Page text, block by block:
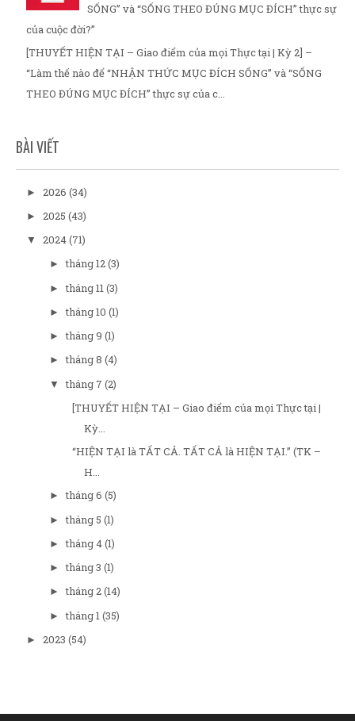
SỐNG” và “SỐNG THEO ĐÚNG MỤC ĐÍCH” thực sự
của cuộc đời?”
[THUYẾT HIỆN TẠI – Giao điểm của mọi Thực tại | Kỳ 2] –
“Làm thế nào để “NHẬN THỨC MỤC ĐÍCH SỐNG” và “SỐNG
THEO ĐÚNG MỤC ĐÍCH” thực sự của c...
BÀI VIẾT
► 2026 (34)
► 2025 (43)
▼ 2024(71)
►tháng 12(3)
►tháng 11(3)
►tháng 10 (1)
►tháng 9 (1)
►tháng 8 (4)
▼tháng 7 (2)
[THUYẾT HIỆN TẠI – Giao điểm của mọi Thực tại |
Kỳ...
“HIỆN TẠI là TẤT CẢ. TẤT CẢ là HIỆN TẠI.” (TK –
H...
►tháng 6 (5)
►tháng 5 (1)
►tháng 4(1)
►tháng 3 (1)
►tháng 2(14)
►tháng 1(35)
► 2023 (54)